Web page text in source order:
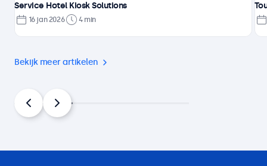
Bekijk meer artikelen
Service Hotel Kiosk Solutions
16 jan 2026 4 min